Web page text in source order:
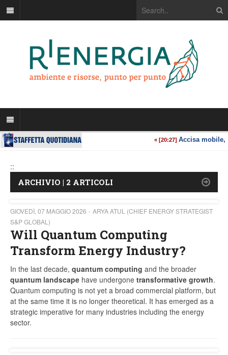
::
ARCHIVIO | 2 ARTICOLI
GIOVEDÌ, 07 MAGGIO 2026
ARYA ATUL (CHIEF ENERGY STRATEGIST
S&P GLOBAL)
Will Quantum Computing
Transform Energy Industry?
In the last decade, quantum computing and the broader
quantum landscape have undergone transformative growth.
Quantum computing is not yet a broad commercial platform, but
at the same time it is no longer theoretical. It has emerged as a
strategic imperative for many industries including the energy
sector.